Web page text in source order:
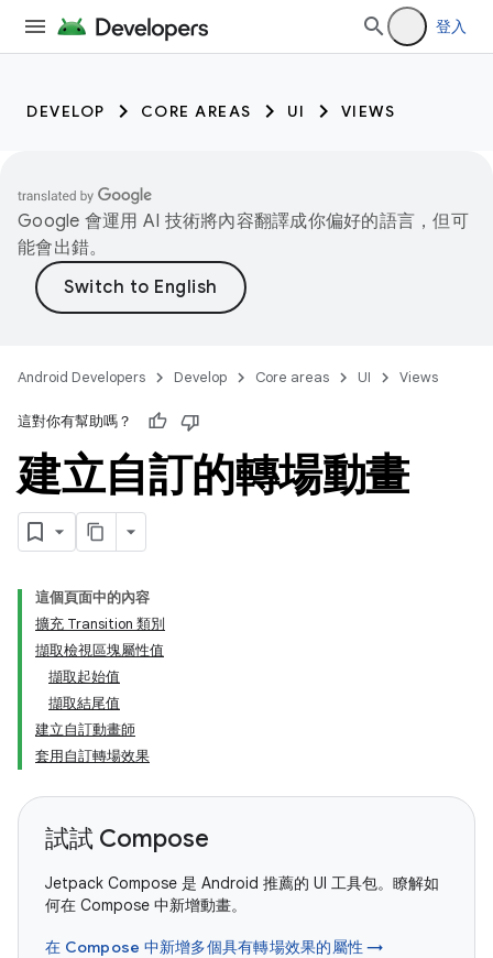
登入
DEVELOP CORE AREAS UI VIEWS
Google 會運用 AI 技術將內容翻譯成你偏好的語言，但可
能會出錯。
Android Developers Develop Core areas UI Views
這對你有幫助嗎？
建立自訂的轉場動畫
這個頁面中的內容
擴充 Transition 類別
擷取檢視區塊屬性值
擷取起始值
擷取結尾值
建立自訂動畫師
套用自訂轉場效果
試試 Compose
Jetpack Compose 是 Android 推薦的 UI 工具包。瞭解如
何在 Compose 中新增動畫。
在 Compose 中新增多個具有轉場效果的屬性 →